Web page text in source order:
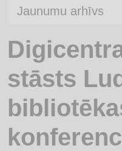
Jaunumu arhīvs
stāsts